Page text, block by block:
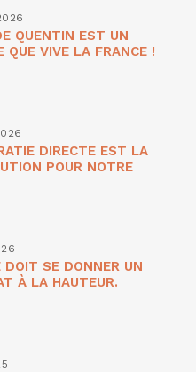
QUENTIN EST UN
QUE VIVE LA FRANCE !
DIRECTE EST LA
POUR NOTRE
DOIT SE DONNER UN
À LA HAUTEUR.